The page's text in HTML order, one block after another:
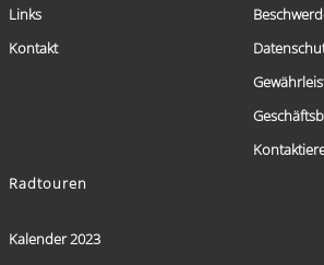
Links
Kontakt
Radtouren
Kalender 2023